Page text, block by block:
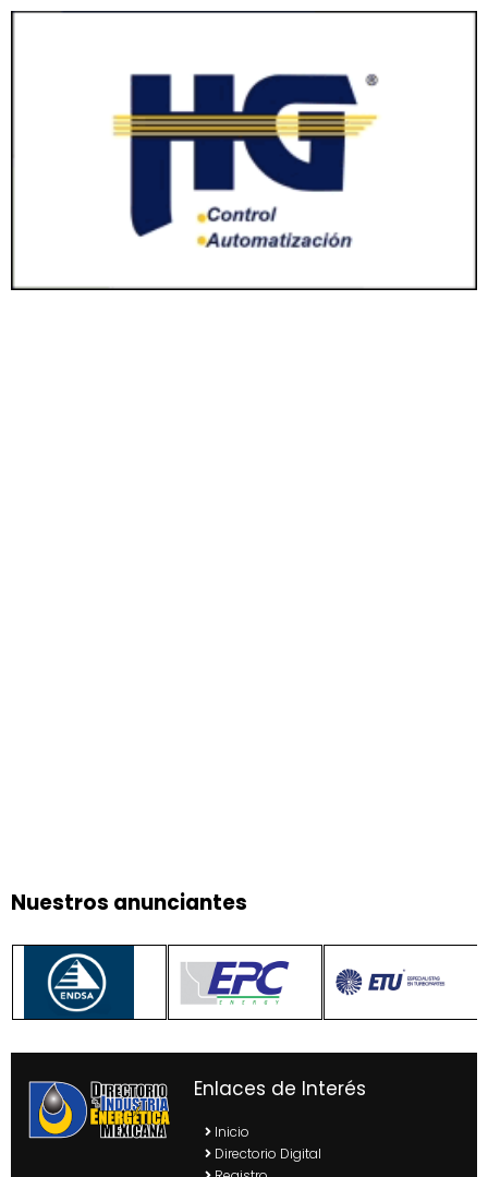
Nuestros anunciantes
Enlaces de Interés
Inicio
Directorio Digital